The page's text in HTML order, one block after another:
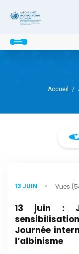
Accueil /
13 JUIN Vues
13 juin :
Journée
l’albinisme